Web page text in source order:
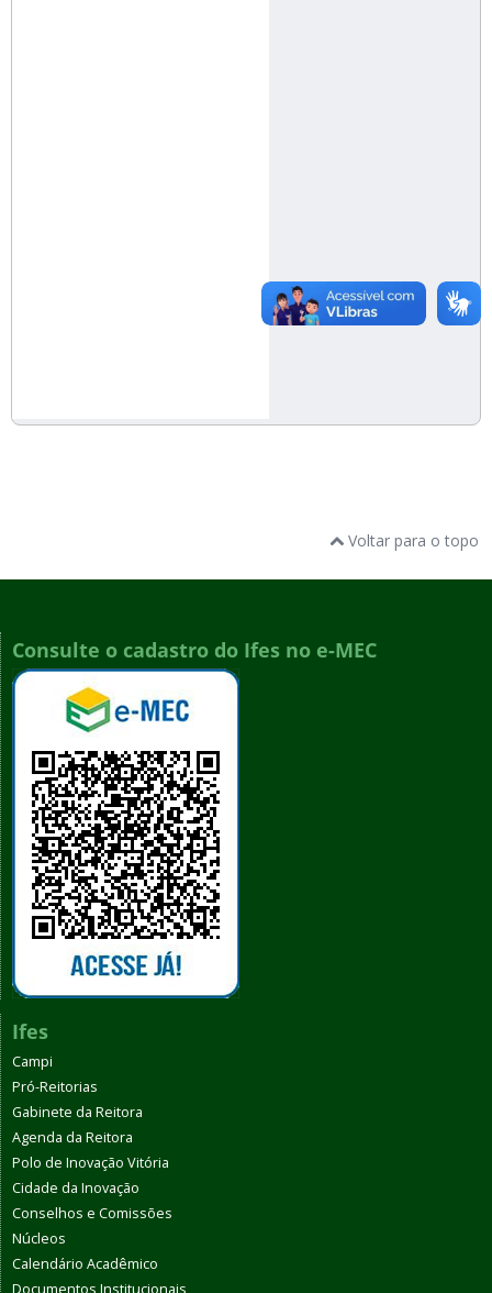
Voltar para o topo
Consulte o cadastro do Ifes no e-MEC
Ifes
Campi
Pró-Reitorias
Gabinete da Reitora
Agenda da Reitora
Polo de Inovação Vitória
Cidade da Inovação
Conselhos e Comissões
Núcleos
Calendário Acadêmico